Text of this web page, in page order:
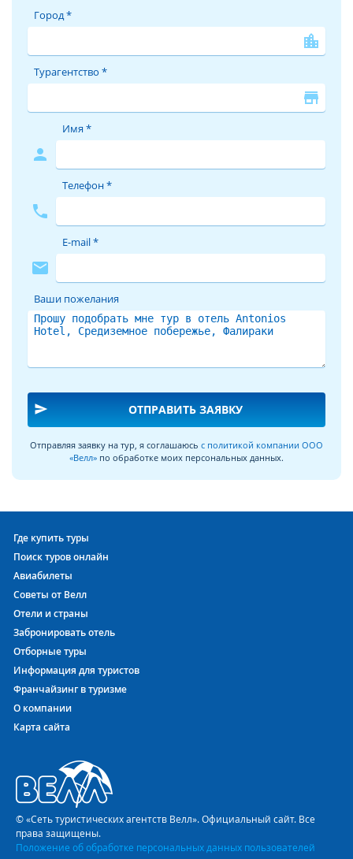
Город *
location_city
Турагентство *
store
person
Имя *
phone
Телефон *
mail
E-mail *
Ваши пожелания
send ОТПРАВИТЬ ЗАЯВКУ
Отправляя заявку на тур, я соглашаюсь с политикой компании ООО
«Велл» по обработке моих персональных данных.
Где купить туры
Поиск туров онлайн
Авиабилеты
Советы от Велл
Отели и страны
Забронировать отель
Отборные туры
Информация для туристов
Франчайзинг в туризме
О компании
Карта сайта
© «Сеть туристических агентств Велл». Официальный сайт. Все
права защищены.
Положение об обработке персональных данных пользователей